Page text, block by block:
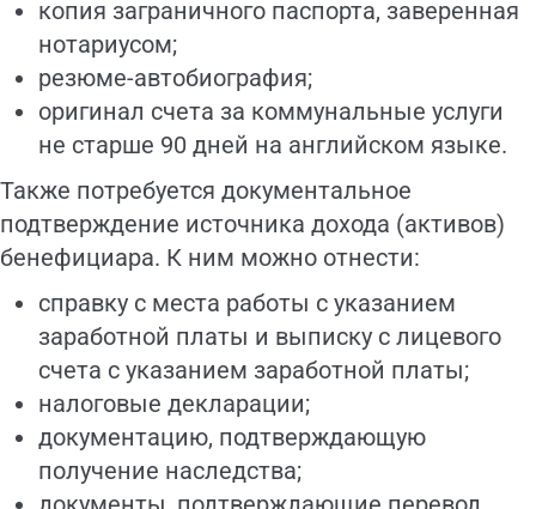
копия заграничного паспорта, заверенная
нотариусом;
резюме-автобиография;
оригинал счета за коммунальные услуги
не старше 90 дней на английском языке.
Также потребуется документальное
подтверждение источника дохода (активов)
бенефициара. К ним можно отнести:
справку с места работы с указанием
заработной платы и выписку с лицевого
счета с указанием заработной платы;
налоговые декларации;
документацию, подтверждающую
получение наследства;